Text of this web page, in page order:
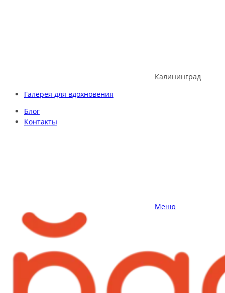
Калининград
Галерея для вдохновения
Блог
Контакты
Меню